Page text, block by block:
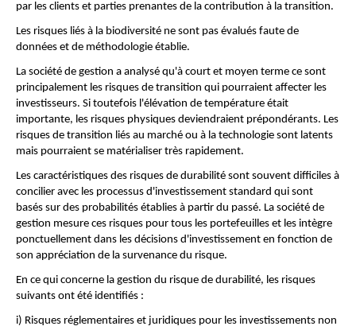
par les clients et parties prenantes de la contribution à la transition.
Les risques liés à la biodiversité ne sont pas évalués faute de
données et de méthodologie établie.
La société de gestion a analysé qu'à court et moyen terme ce sont
principalement les risques de transition qui pourraient affecter les
investisseurs. Si toutefois l'élévation de température était
importante, les risques physiques deviendraient prépondérants. Les
risques de transition liés au marché ou à la technologie sont latents
mais pourraient se matérialiser très rapidement.
Les caractéristiques des risques de durabilité sont souvent difficiles à
concilier avec les processus d'investissement standard qui sont
basés sur des probabilités établies à partir du passé. La société de
gestion mesure ces risques pour tous les portefeuilles et les intègre
ponctuellement dans les décisions d'investissement en fonction de
son appréciation de la survenance du risque.
En ce qui concerne la gestion du risque de durabilité, les risques
suivants ont été identifiés :
i) Risques réglementaires et juridiques pour les investissements non